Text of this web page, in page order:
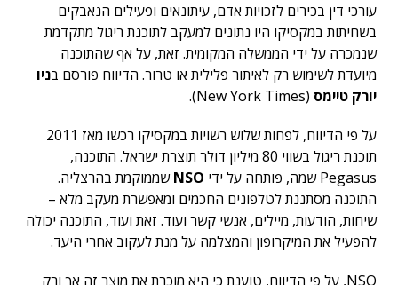
עורכי דין בכירים לזכויות אדם, עיתונאים ופעילים הנאבקים
בשחיתות במקסיקו היו נתונים למעקב לתוכנת ריגול מתקדמת
שנמכרה על ידי הממשלה המקומית. זאת, על אף שהתוכנה
מיועדת לשימוש רק לאיתור פלילית או טרור. הדיווח פורסם בניו
יורק טיימס (New York Times).
על פי הדיווח, לפחות שלוש רשויות במקסיקו רכשו מאז 2011
תוכנת ריגול בשווי 80 מיליון דולר תוצרת ישראל. התוכנה,
Pegasus שמה, פותחה על ידי
NSOשממוקמת בהרצליה.
התוכנה מסתננת לטלפונים החכמים ומאפשרת מעקב מלא –
שיחות, הודעות, מיילים, אנשי קשר ועוד. זאת ועוד, התוכנה יכולה
להפעיל את המיקרופון והמצלמה על מנת לעקוב אחרי היעד.
NSO, על פי הדיווח, טוענת כי היא מוכרת את מוצר זה אך ורק